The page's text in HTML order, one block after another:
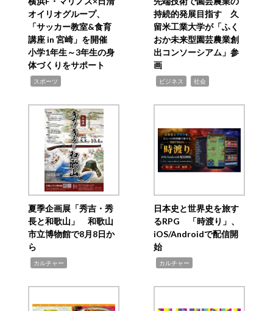
オイリオグループ、
「サッカー教室&食育
講座 in 宮崎」を開催
小学1年生～3年生の身
体づくりをサポート
スポーツ
持続的発展目指す 久
留米工業大学が「ふく
おか未来型園芸農業創
出コンソーシアム」参
画
ビジネス 社会
夏季企画展「秀吉・秀
長と和歌山」 和歌山
市立博物館で8月8日か
ら
カルチャー
日本史と世界史を旅す
るRPG 「時渡り」、
iOS/Androidで配信開
始
カルチャー